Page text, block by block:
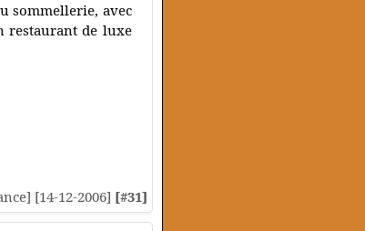
sommellerie, avec
restaurant de luxe
[14-12-2006] [#31]